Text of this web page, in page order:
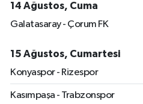
14 Ağustos, Cuma
Galatasaray - Çorum FK
15 Ağustos, Cumartesi
Konyaspor - Rizespor
Kasımpaşa - Trabzonspor